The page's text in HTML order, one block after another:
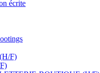
écrite
F)